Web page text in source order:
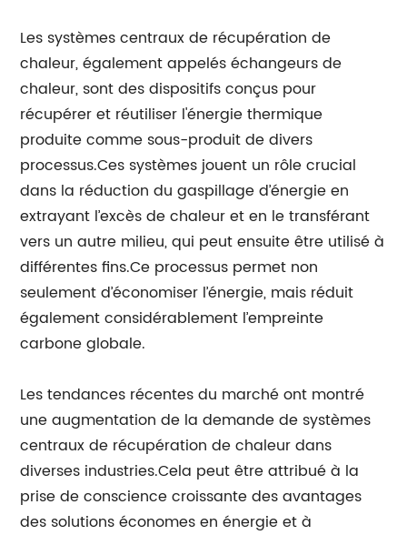
Les systèmes centraux de récupération de
chaleur, également appelés échangeurs de
chaleur, sont des dispositifs conçus pour
récupérer et réutiliser l'énergie thermique
produite comme sous-produit de divers
processus.Ces systèmes jouent un rôle crucial
dans la réduction du gaspillage d’énergie en
extrayant l’excès de chaleur et en le transférant
vers un autre milieu, qui peut ensuite être utilisé à
différentes fins.Ce processus permet non
seulement d’économiser l’énergie, mais réduit
également considérablement l’empreinte
carbone globale.
Les tendances récentes du marché ont montré
une augmentation de la demande de systèmes
centraux de récupération de chaleur dans
diverses industries.Cela peut être attribué à la
prise de conscience croissante des avantages
des solutions économes en énergie et à